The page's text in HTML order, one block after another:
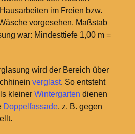
im Freien bzw.
vorgesehen. Maßstab
war: Mindesttiefe 1,00 m =
wird der Bereich über
verglast. So entsteht
kleiner Wintergarten dienen
Doppelfassade, z. B. gegen